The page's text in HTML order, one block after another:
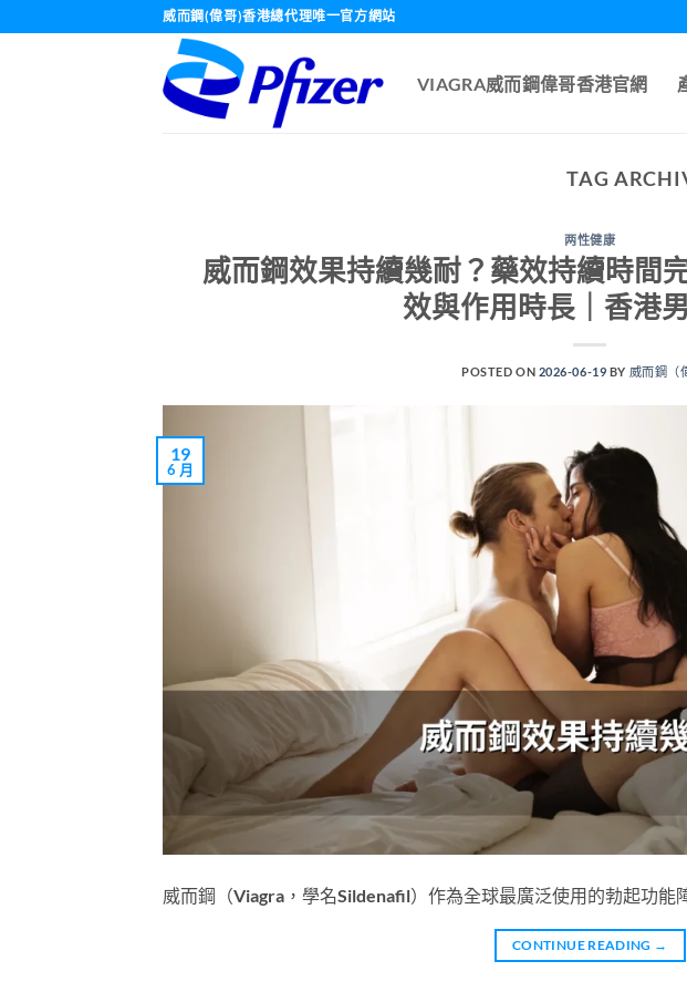
威而鋼(偉哥)香港總代理唯一官方網站
VIAGRA威而鋼偉哥香港官網
TAG
两性健康
威而鋼效果持續幾耐？藥效持續時間
效與作用時長｜香港
POSTED ON 2026-06-19 BY 威而鋼（
19
6 月
威而鋼（Viagra，學名Sildenafil）作為全球最廣泛使用的勃起功
CONTINUE READING →